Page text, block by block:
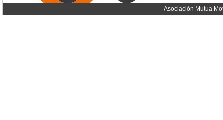
Asociación Mutua